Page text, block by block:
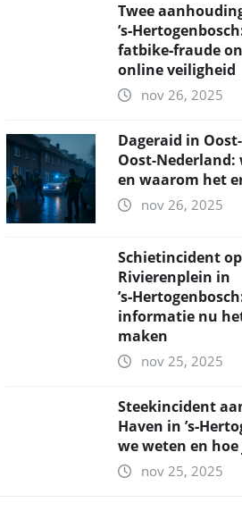
Twee
fatbike‑fraude
online veiligheid
nov 26, 2025
Dageraid in
Oost-
en waarom het
nov 26, 2025
Schietincident
Rivierenplein in
informatie nu
maken
nov 25, 2025
Steekincident
Haven in
we weten en
nov 25, 2025